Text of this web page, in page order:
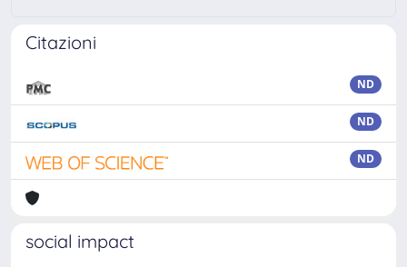
Citazioni
ND
ND
ND
social impact